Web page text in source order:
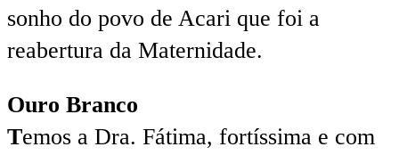
sonho do povo de Acari que foi a
reabertura da Maternidade.
Ouro Branco
Temos a Dra. Fátima, fortíssima e com